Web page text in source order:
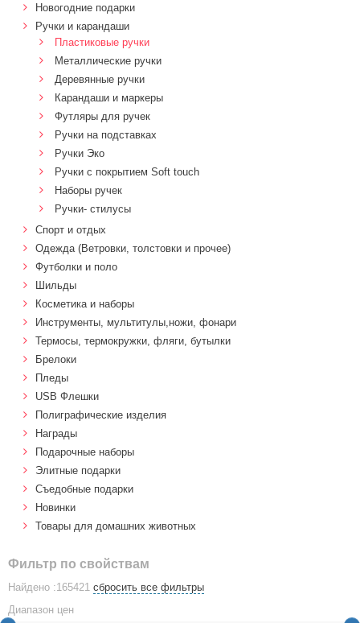
Новогодние подарки
Ручки и карандаши
Пластиковые ручки
Металлические ручки
Деревянные ручки
Карандаши и маркеры
Футляры для ручек
Ручки на подставках
Ручки Эко
Ручки с покрытием Soft touch
Наборы ручек
Ручки- стилусы
Спорт и отдых
Одежда (Ветровки, толстовки и прочее)
Футболки и поло
Шильды
Косметика и наборы
Инструменты, мультитулы,ножи, фонари
Термосы, термокружки, фляги, бутылки
Брелоки
Пледы
USB Флешки
Полиграфические изделия
Награды
Подарочные наборы
Элитные подарки
Cъедобные подарки
Новинки
Товары для домашних животных
Фильтр по свойствам
Найдено :165421 сбросить все фильтры
Диапазон цен